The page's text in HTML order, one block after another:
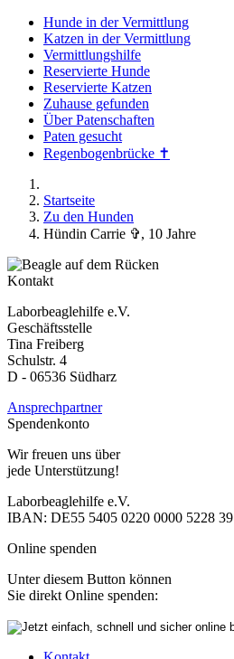
Hunde in der Vermittlung
Katzen in der Vermittlung
Vermittlungshilfe
Reservierte Hunde
Reservierte Katzen
Zuhause gefunden
Über Patenschaften
Paten gesucht
Regenbogenbrücke ✝
Startseite
Zu den Hunden
Hündin Carrie ✞, 10 Jahre
Kontakt
Laborbeaglehilfe e.V.
Geschäftsstelle
Tina Freiberg
Schulstr. 4
D - 06536 Südharz
Ansprechpartner
Spendenkonto
Wir freuen uns über
jede Unterstützung!
Laborbeaglehilfe e.V.
IBAN: DE55 5405 0220 0000 5228 39
Online spenden
Unter diesem Button können
Sie direkt Online spenden: